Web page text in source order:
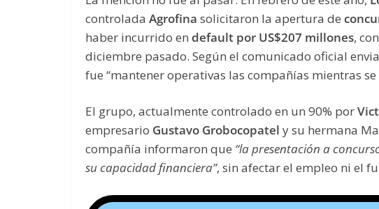
controlada Agrofina solicitaron la apertura de
haber incurrido en default por US$207 millones,
diciembre pasado. Según el comunicado oficial
fue “mantener operativas las compañías mientras
El grupo, actualmente controlado en un 90% por
empresario Gustavo Grobocopatel y su hermana
compañía informaron que “la presentación a
su capacidad financiera”, sin afectar el empleo ni el